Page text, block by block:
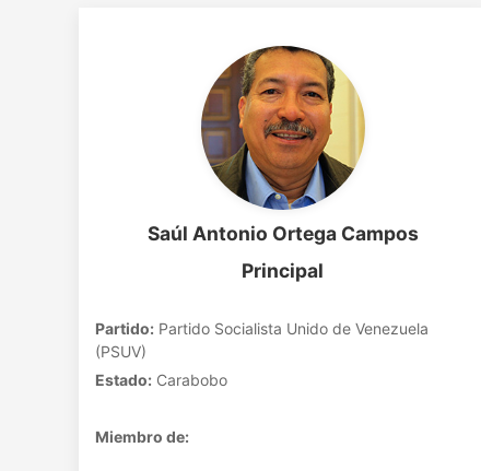
Saúl Antonio Ortega Campos
Principal
Partido: Partido Socialista Unido de Venezuela
(PSUV)
Estado: Carabobo
Miembro de: